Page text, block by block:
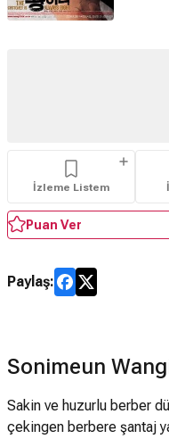
İzleme Listem
Puan Ver
Paylaş:
Sonimeun
Sakin ve huzurlu berber
çekingen berbere şantaj